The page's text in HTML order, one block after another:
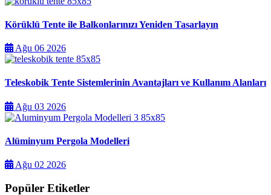
Körüklü Tente ile Balkonlarınızı Yeniden Tasarlayın
Ağu 06 2026
Teleskobik Tente Sistemlerinin Avantajları ve Kullanım Alanları
Ağu 03 2026
Alüminyum Pergola Modelleri
Ağu 02 2026
Popüler Etiketler